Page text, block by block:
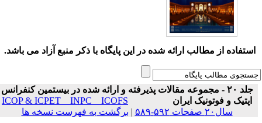
استفاده از مطالب ارائه شده در این پایگاه با ذکر منبع آزاد می باشد.
جلد ۲۰ - مجموعه مقالات پذیرفته و ارائه شده در بیستمین کنفرانس
اپتیک و فوتونیک ایران
ICOP & ICPET _ INPC _ ICOFS
سال۲۰ صفحات ۵۹۲-۵۸۹
|برگشت به فهرست نسخه ها